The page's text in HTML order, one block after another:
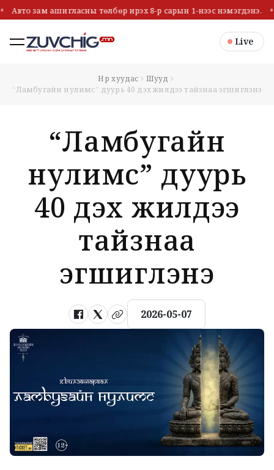
Авто зам ашигласны төлбөр ирэх 8-р сарын 1-нээс нэмэгдэнэ.
Live
Нүүр хуудас
Шууд
“Ламбугайн нулимс” дуурь 40 дэх жилдээ тайзнаа эгшиглэнэ
“Ламбугайн
нулимс” дуурь
40 дэх жилдээ
тайзнаа
эгшиглэнэ
2026-05-07